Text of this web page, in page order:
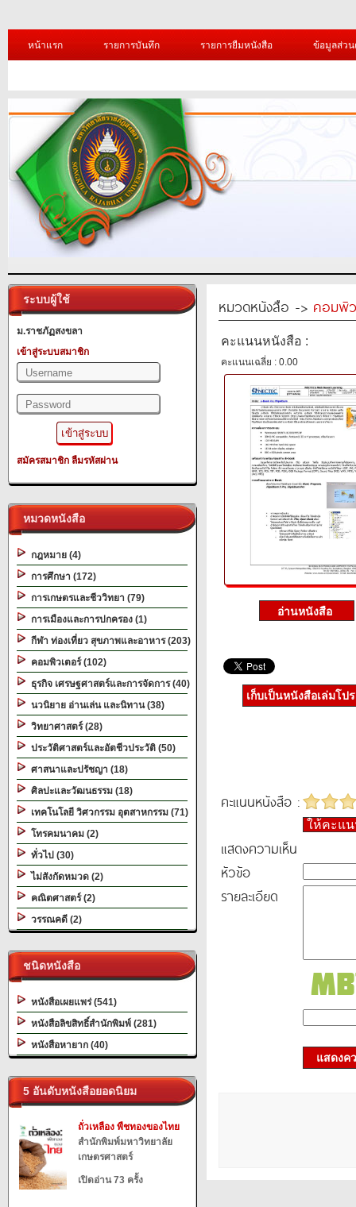
หน้าแรก รายการบันทึก รายการยืมหนังสือ ข้อมูลส่ว
ระบบผู้ใช้
ม.ราชภัฏสงขลา
เข้าสู่ระบบสมาชิก
สมัครสมาชิก ลืมรหัสผ่าน
หมวดหนังสือ
กฎหมาย (4)
การศึกษา (172)
การเกษตรและชีววิทยา (79)
การเมืองและการปกครอง (1)
กีฬา ท่องเที่ยว สุขภาพและอาหาร (203)
คอมพิวเตอร์ (102)
ธุรกิจ เศรษฐศาสตร์และการจัดการ (40)
นวนิยาย อ่านเล่น และนิทาน (38)
วิทยาศาสตร์ (28)
ประวัติศาสตร์และอัตชีวประวัติ (50)
ศาสนาและปรัชญา (18)
ศิลปะและวัฒนธรรม (18)
เทคโนโลยี วิศวกรรม อุตสาหกรรม (71)
โทรคมนาคม (2)
ทั่วไป (30)
ไม่สังกัดหมวด (2)
คณิตศาสตร์ (2)
วรรณคดี (2)
ชนิดหนังสือ
หนังสือเผยแพร่ (541)
หนังสือลิขสิทธิ์สำนักพิมพ์ (281)
หนังสือหายาก (40)
5 อันดับหนังสือยอดนิยม
ถั่วเหลือง พืชทองของไทย
สำนักพิมพ์มหาวิทยาลัย
เกษตรศาสตร์
เปิดอ่าน 73 ครั้ง
หมวดหนังสือ -> คอมพิ
คะแนนหนังสือ :
คะแนนเฉลี่ย : 0.00
เก็บเป็นหนังสือเล่มโป
คะแนนหนังสือ :
ให้คะแ
แสดงความเห็น
หัวข้อ
รายละเอียด
แสดงค